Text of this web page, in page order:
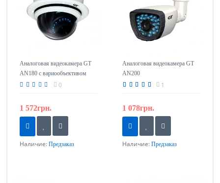
Аналоговая видеокамера GT
AN180 с вариообъективом
0
1 572грн.
Наличие: Предзаказ
Аналоговая видеокамера GT
AN200
1
1 078грн.
Наличие: Предзаказ